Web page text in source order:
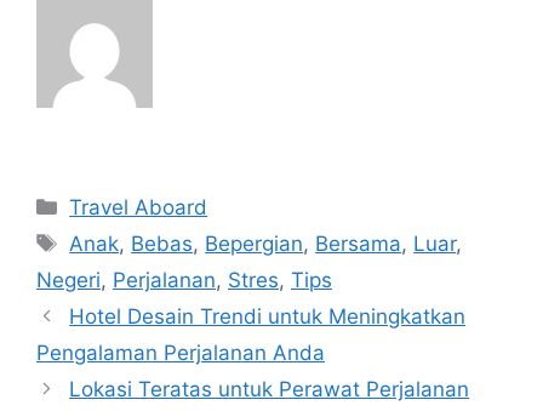
pos
Categories
Travel Aboard
Tags
Anak, Bebas, Bepergian, Bersama, Luar,
Negeri, Perjalanan, Stres, Tips
Hotel Desain Trendi untuk Meningkatkan
Pengalaman Perjalanan Anda
Lokasi Teratas untuk Perawat Perjalanan